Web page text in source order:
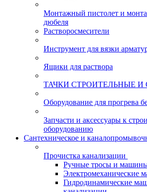
Монтажный пистолет и
дюбеля
Растворосмесители
Инструмент для вязки
Ящики для раствора
ТАЧКИ СТРОИТЕЛЬНЫЕ И
Оборудование для прогрева
Запчасти и аксессуары к
оборудованию
Сантехническое и
Прочистка канализации
Ручные тросы и
Электромеханические
Гидродинамические